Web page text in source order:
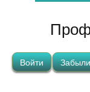
Главные
Войти(активная